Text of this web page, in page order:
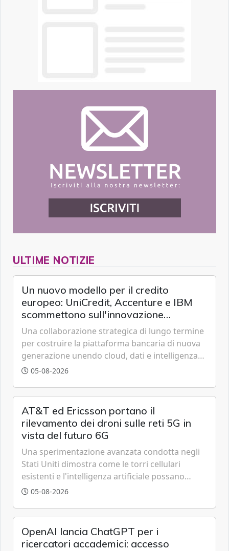
ULTIME NOTIZIE
Un nuovo modello per il credito
europeo: UniCredit, Accenture e IBM
scommettono sull'innovazione
tecnologica
Una collaborazione strategica di lungo termine
per costruire la piattaforma bancaria di nuova
generazione unendo cloud, dati e intelligenza
artificiale.
05-08-2026
AT&T ed Ericsson portano il
rilevamento dei droni sulle reti 5G in
vista del futuro 6G
Una sperimentazione avanzata condotta negli
Stati Uniti dimostra come le torri cellulari
esistenti e l'intelligenza artificiale possano
tracciare velivoli a bassa quota in tempo reale,
05-08-2026
OpenAI lancia ChatGPT per i
ricercatori accademici: accesso